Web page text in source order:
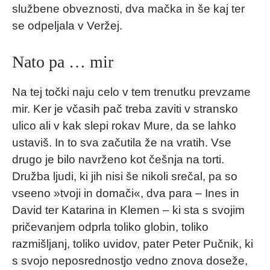
službene obveznosti, dva mačka in še kaj ter
se odpeljala v Veržej.
Nato pa … mir
Na tej točki naju celo v tem trenutku prevzame
mir. Ker je včasih pač treba zaviti v stransko
ulico ali v kak slepi rokav Mure, da se lahko
ustaviš. In to sva začutila že na vratih. Vse
drugo je bilo navrženo kot češnja na torti.
Družba ljudi, ki jih nisi še nikoli srečal, pa so
vseeno »tvoji in domači«, dva para – Ines in
David ter Katarina in Klemen – ki sta s svojim
pričevanjem odprla toliko globin, toliko
razmišljanj, toliko uvidov, pater Peter Pučnik, ki
s svojo neposrednostjo vedno znova doseže,